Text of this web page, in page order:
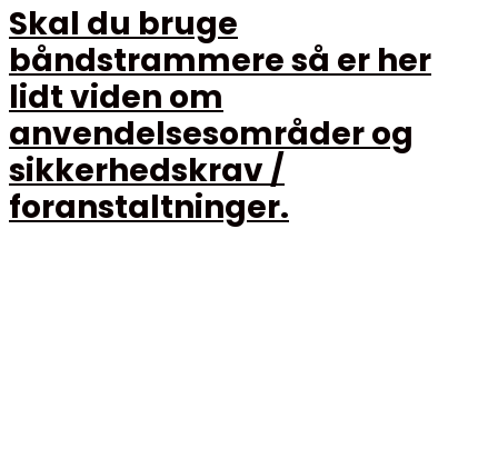
Skal du bruge
båndstrammere så er her
lidt viden om
anvendelsesområder og
sikkerhedskrav /
foranstaltninger.